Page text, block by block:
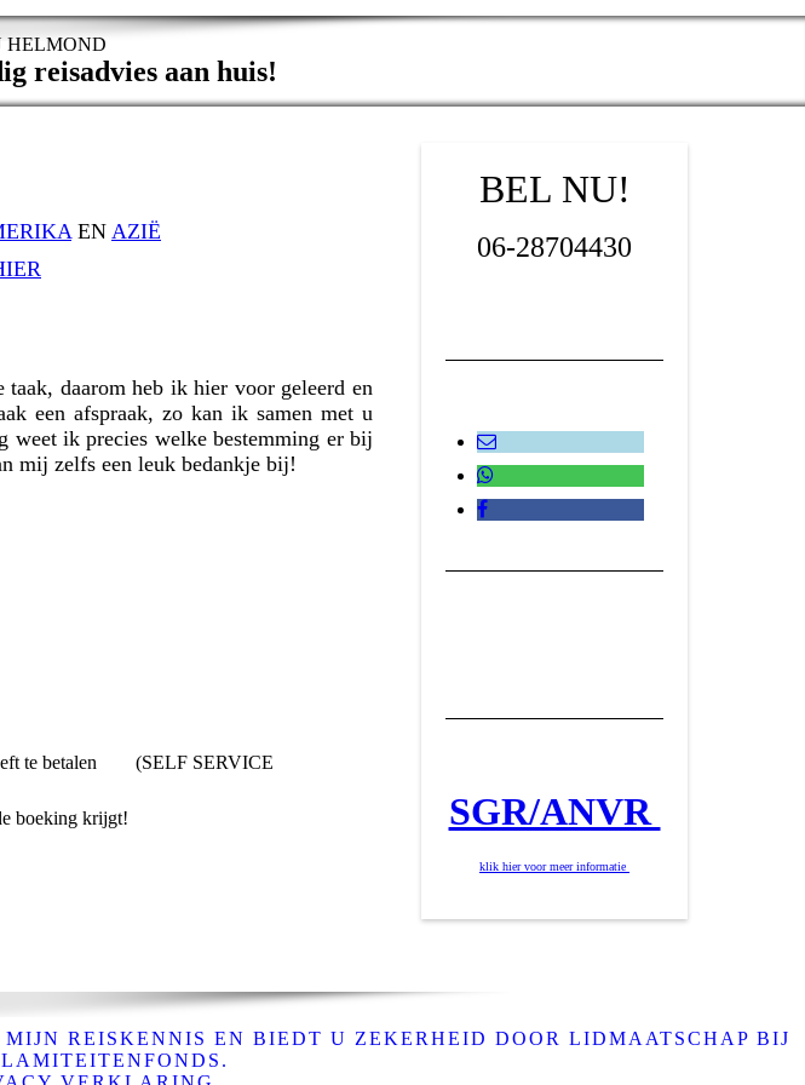
HELMOND
reisadvies aan huis!
EN AZIË
daarom heb ik hier voor geleerd en
een afspraak, zo kan ik samen met u
weet ik precies welke bestemming er bij
mij zelfs een leuk bedankje bij!
hoeft te betalen (SELF SERVICE
boeking krijgt!
BEL NU!
06-28704430
SGR/ANVR
klik hier voor meer informatie
REISKENNIS EN BIEDT U ZEKERHEID DOOR LIDMAATSCHAP BIJ